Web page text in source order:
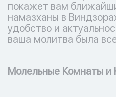
покажет вам
намазханы в
удобство и
ваша молитва была
Молельные Комнаты